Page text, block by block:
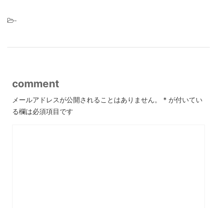
-
comment
メールアドレスが公開されることはありません。 * が付いてい
る欄は必須項目です